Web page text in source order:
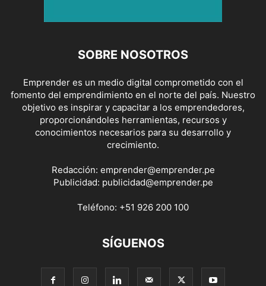
SOBRE NOSOTROS
Emprender es un medio digital comprometido con el
fomento del emprendimiento en el norte del país. Nuestro
objetivo es inspirar y capacitar a los emprendedores,
proporcionándoles herramientas, recursos y
conocimientos necesarios para su desarrollo y
crecimiento.
Redacción: emprender@emprender.pe
Publicidad: publicidad@emprender.pe
Teléfono: +51 926 200 100
SÍGUENOS